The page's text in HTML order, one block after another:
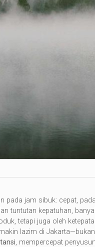
pada jam sibuk: cepat,
tuntutan kepatuhan,
tetapi juga oleh
lazim di
, mempercepat